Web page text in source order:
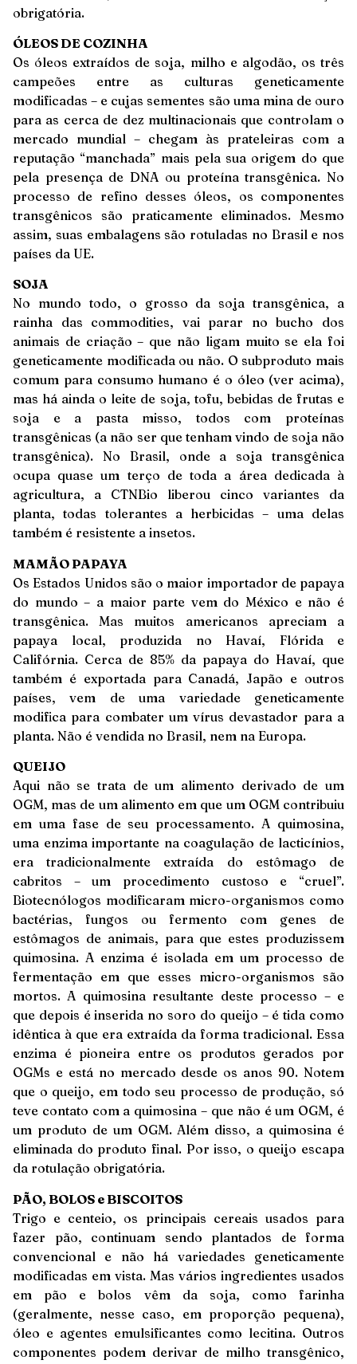
obrigatória.
ÓLEOS DE COZINHA
Os óleos extraídos de soja, milho e algodão, os três
campeões entre as culturas geneticamente
modificadas – e cujas sementes são uma mina de ouro
para as cerca de dez multinacionais que controlam o
mercado mundial – chegam às prateleiras com a
reputação “manchada” mais pela sua origem do que
pela presença de DNA ou proteína transgênica. No
processo de refino desses óleos, os componentes
transgênicos são praticamente eliminados. Mesmo
assim, suas embalagens são rotuladas no Brasil e nos
países da UE.
SOJA
No mundo todo, o grosso da soja transgênica, a
rainha das commodities, vai parar no bucho dos
animais de criação – que não ligam muito se ela foi
geneticamente modificada ou não. O subproduto mais
comum para consumo humano é o óleo (ver acima),
mas há ainda o leite de soja, tofu, bebidas de frutas e
soja e a pasta misso, todos com proteínas
transgênicas (a não ser que tenham vindo de soja não
transgênica). No Brasil, onde a soja transgênica
ocupa quase um terço de toda a área dedicada à
agricultura, a CTNBio liberou cinco variantes da
planta, todas tolerantes a herbicidas – uma delas
também é resistente a insetos.
MAMÃO PAPAYA
Os Estados Unidos são o maior importador de papaya
do mundo – a maior parte vem do México e não é
transgênica. Mas muitos americanos apreciam a
papaya local, produzida no Havaí, Flórida e
Califórnia. Cerca de 85% da papaya do Havaí, que
também é exportada para Canadá, Japão e outros
países, vem de uma variedade geneticamente
modifica para combater um vírus devastador para a
planta. Não é vendida no Brasil, nem na Europa.
QUEIJO
Aqui não se trata de um alimento derivado de um
OGM, mas de um alimento em que um OGM contribuiu
em uma fase de seu processamento. A quimosina,
uma enzima importante na coagulação de lacticínios,
era tradicionalmente extraída do estômago de
cabritos – um procedimento custoso e “cruel”.
Biotecnólogos modificaram micro-organismos como
bactérias, fungos ou fermento com genes de
estômagos de animais, para que estes produzissem
quimosina. A enzima é isolada em um processo de
fermentação em que esses micro-organismos são
mortos. A quimosina resultante deste processo – e
que depois é inserida no soro do queijo – é tida como
idêntica à que era extraída da forma tradicional. Essa
enzima é pioneira entre os produtos gerados por
OGMs e está no mercado desde os anos 90. Notem
que o queijo, em todo seu processo de produção, só
teve contato com a quimosina – que não é um OGM, é
um produto de um OGM. Além disso, a quimosina é
eliminada do produto final. Por isso, o queijo escapa
da rotulação obrigatória.
PÃO, BOLOS e BISCOITOS
Trigo e centeio, os principais cereais usados para
fazer pão, continuam sendo plantados de forma
convencional e não há variedades geneticamente
modificadas em vista. Mas vários ingredientes usados
em pão e bolos vêm da soja, como farinha
(geralmente, nesse caso, em proporção pequena),
óleo e agentes emulsificantes como lecitina. Outros
componentes podem derivar de milho transgênico,